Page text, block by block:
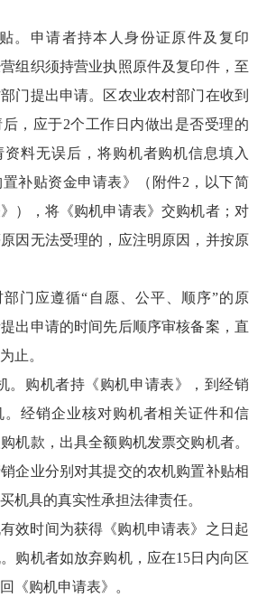
。申请者持本人身份证原件及复印
组织须持营业执照原件及复印件，至
门提出申请。区农业农村部门在收到
，应于2个工作日内做出是否受理的
资料无误后，将购机者购机信息填入
置补贴资金申请表》（附件2，以下简
），将《购机申请表》交购机者；对
因无法受理的，应注明原因，并按原
部门应遵循“自愿、公平、顺序”的原
出申请的时间先后顺序审核备案，直
止。
。购机者持《购机申请表》，到经销
。经销企业核对购机者相关证件和信
机款，出具全额购机发票交购机者。
企业分别对其提交的农机购置补贴相
机具的真实性承担法律责任。
效时间为获得《购机申请表》之日起
购机者如放弃购机，应在15日内向区
《购机申请表》。